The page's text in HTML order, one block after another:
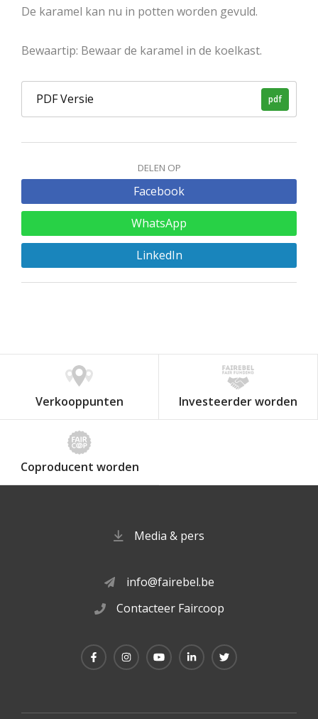
De karamel kan nu in potten worden gevuld.
Bewaartip: Bewaar de karamel in de koelkast.
pdf
PDF Versie
DELEN OP
Facebook
WhatsApp
LinkedIn
Verkooppunten Investeerder worden
Coproducent worden
Media & pers
info@fairebel.be
Contacteer Faircoop